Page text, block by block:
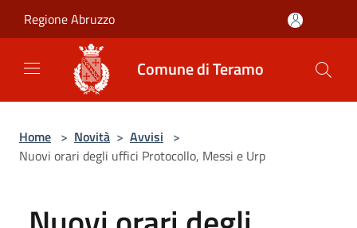
Regione Abruzzo
Comune di Teramo
Home > Novità > Avvisi >
Nuovi orari degli uffici Protocollo, Messi e Urp